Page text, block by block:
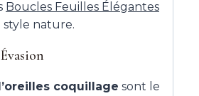
Boucles Feuilles Élégantes
nature.
coquillage sont le